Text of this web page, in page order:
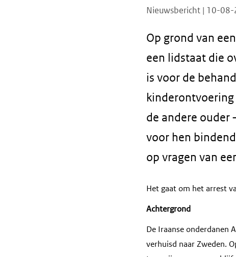
Nieuwsbericht | 10-08-
Op grond van
een lidstaat die
is voor de
kinderontvoering
de andere ouder
voor hen
op vragen van
Het gaat om het arrest
Achtergrond
De Iraanse onderdanen
verhuisd naar Zweden.